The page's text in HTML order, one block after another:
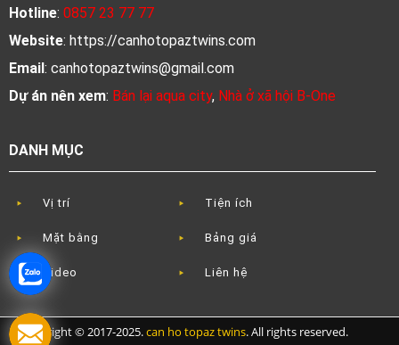
Hotline: 0857 23 77 77
Website: https://canhotopaztwins.com
Email : canhotopaztwins@gmail.com
Dự án nên xem: Bán lại aqua city, Nhà ở xã hội B-One
DANH MỤC
Vị trí Tiện ích
Mặt bằng Bảng giá
Video Liên hệ
Copyright © 2017-2025.can ho topaz twins. All rights reserved.